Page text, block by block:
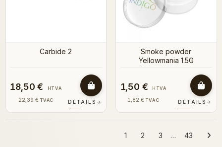
Carbide 2
18,50 € HTVA
22,39 € TVAC DÉTAILS →
Smoke powder
Yellowmania 1.5G
1,50 € HTVA
1,82 € TVAC DÉTAILS →
1 2 3 … 43